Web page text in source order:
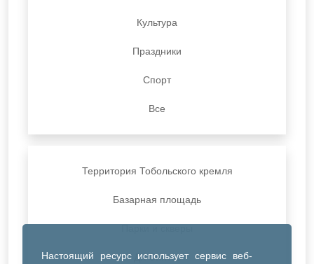
Настоящий ресурс использует сервис веб-
Культура
Праздники
Спорт
Все
Территория Тобольского кремля
Базарная площадь
ДК Синтез